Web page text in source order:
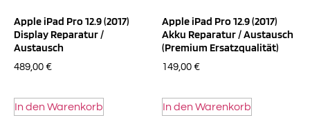
Apple iPad Pro 12.9 (2017)
Display Reparatur /
Austausch
489,00 €
In den Warenkorb
Apple iPad Pro 12.9 (2017)
Akku Reparatur / Austausch
(Premium Ersatzqualität)
149,00 €
In den Warenkorb